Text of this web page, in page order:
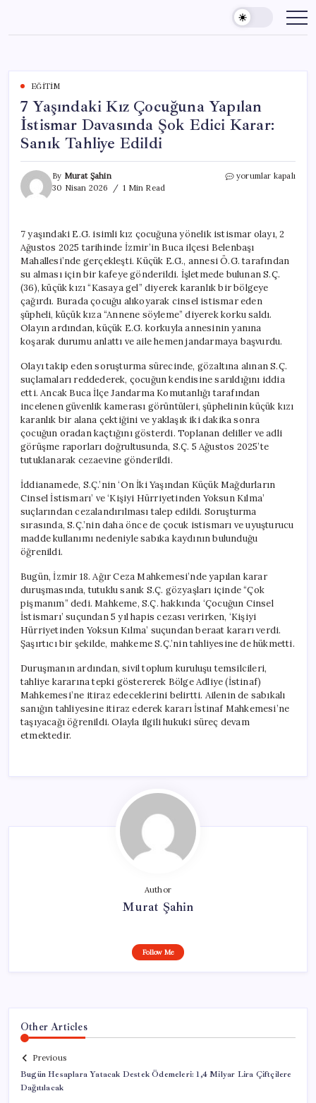
content
EĞITIM
7 Yaşındaki Kız Çocuğuna Yapılan
İstismar Davasında Şok Edici Karar:
Sanık Tahliye Edildi
By Murat Şahin
30 Nisan 2026
1 Min Read
7
İstismar
Davasında
Şok
Edici
Karar:
Sanık
Tahliye
Edildi
için
yorumlar kapalı
7 yaşındaki E.G. isimli kız çocuğuna yönelik istismar olayı, 2
Ağustos 2025 tarihinde İzmir’in Buca ilçesi Belenbaşı
Mahallesi’nde gerçekleşti. Küçük E.G., annesi Ö.G. tarafından
su alması için bir kafeye gönderildi. İşletmede bulunan S.Ç.
(36), küçük kızı “Kasaya gel” diyerek karanlık bir bölgeye
çağırdı. Burada çocuğu alıkoyarak cinsel istismar eden
şüpheli, küçük kıza “Annene söyleme” diyerek korku saldı.
Olayın ardından, küçük E.G. korkuyla annesinin yanına
koşarak durumu anlattı ve aile hemen jandarmaya başvurdu.
Olayı takip eden soruşturma sürecinde, gözaltına alınan S.Ç.
suçlamaları reddederek, çocuğun kendisine sarıldığını iddia
etti. Ancak Buca İlçe Jandarma Komutanlığı tarafından
incelenen güvenlik kamerası görüntüleri, şüphelinin küçük kızı
karanlık bir alana çektiğini ve yaklaşık iki dakika sonra
çocuğun oradan kaçtığını gösterdi. Toplanan deliller ve adli
görüşme raporları doğrultusunda, S.Ç. 5 Ağustos 2025’te
tutuklanarak cezaevine gönderildi.
İddianamede, S.Ç.’nin ‘On İki Yaşından Küçük Mağdurların
Cinsel İstismarı’ ve ‘Kişiyi Hürriyetinden Yoksun Kılma’
suçlarından cezalandırılması talep edildi. Soruşturma
sırasında, S.Ç.’nin daha önce de çocuk istismarı ve uyuşturucu
madde kullanımı nedeniyle sabıka kaydının bulunduğu
öğrenildi.
Bugün, İzmir 18. Ağır Ceza Mahkemesi’nde yapılan karar
duruşmasında, tutuklu sanık S.Ç. gözyaşları içinde “Çok
pişmanım” dedi. Mahkeme, S.Ç. hakkında ‘Çocuğun Cinsel
İstismarı’ suçundan 5 yıl hapis cezası verirken, ‘Kişiyi
Hürriyetinden Yoksun Kılma’ suçundan beraat kararı verdi.
Şaşırtıcı bir şekilde, mahkeme S.Ç.’nin tahliyesine de hükmetti.
Duruşmanın ardından, sivil toplum kuruluşu temsilcileri,
tahliye kararına tepki göstererek Bölge Adliye (İstinaf)
Mahkemesi’ne itiraz edeceklerini belirtti. Ailenin de sabıkalı
sanığın tahliyesine itiraz ederek kararı İstinaf Mahkemesi’ne
taşıyacağı öğrenildi. Olayla ilgili hukuki süreç devam
etmektedir.
Author
Murat Şahin
Follow Me
Other Articles
Previous
Bugün Hesaplara Yatacak Destek Ödemeleri: 1,4 Milyar Lira Çiftçilere
Dağıtılacak